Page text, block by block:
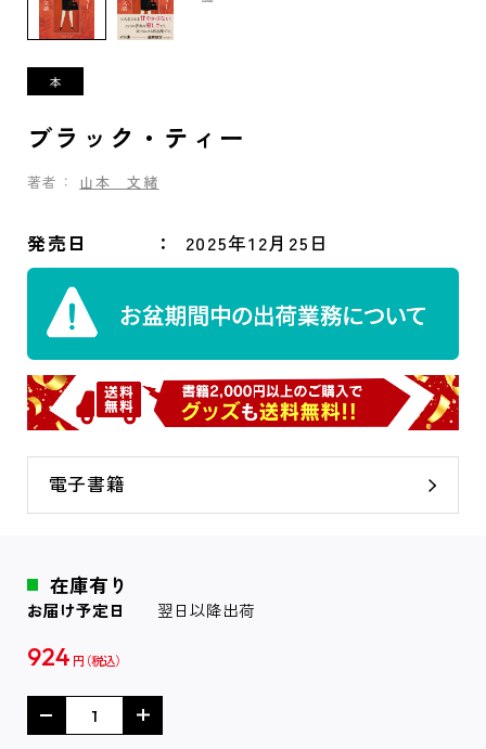
ブラック・ティー
著者： 山本 文緒
発売日 2025年12月25日
電子書籍
在庫有り
お届け予定日 翌日以降出荷
924 円